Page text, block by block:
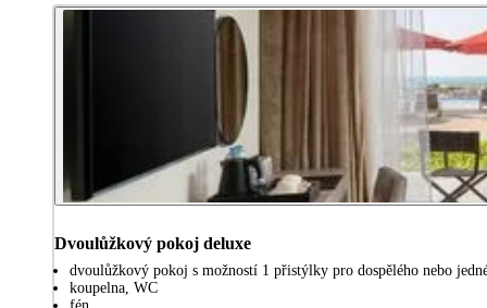
Dvoulůžkový pokoj deluxe
dvoulůžkový pokoj s možností 1 přistýlky pro dospělého nebo
koupelna, WC